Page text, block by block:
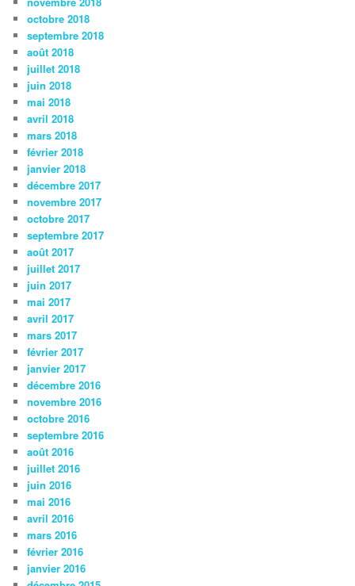
octobre 2018
septembre 2018
août 2018
juillet 2018
juin 2018
mai 2018
avril 2018
mars 2018
février 2018
janvier 2018
décembre 2017
novembre 2017
octobre 2017
septembre 2017
août 2017
juillet 2017
juin 2017
mai 2017
avril 2017
mars 2017
février 2017
janvier 2017
décembre 2016
novembre 2016
octobre 2016
septembre 2016
août 2016
juillet 2016
juin 2016
mai 2016
avril 2016
mars 2016
février 2016
janvier 2016